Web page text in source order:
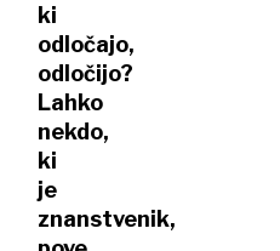
ki
odločajo,
odločijo?
Lahko
nekdo,
ki
je
znanstvenik,